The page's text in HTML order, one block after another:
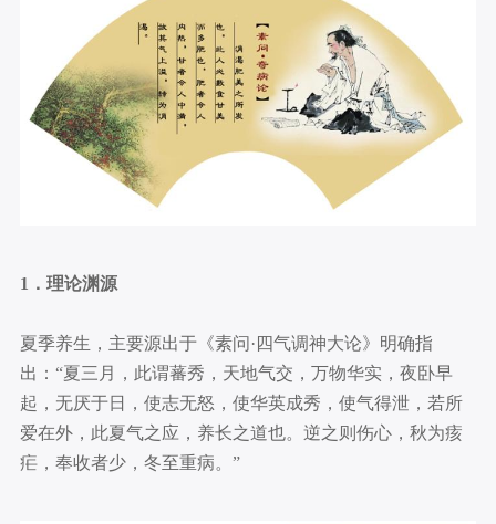
1．理论渊源
夏季养生，主要源出于《素问·四气调神大论》明确指
出：“夏三月，此谓蕃秀，天地气交，万物华实，夜卧早
起，无厌于日，使志无怒，使华英成秀，使气得泄，若所
爱在外，此夏气之应，养长之道也。逆之则伤心，秋为痎
疟，奉收者少，冬至重病。”